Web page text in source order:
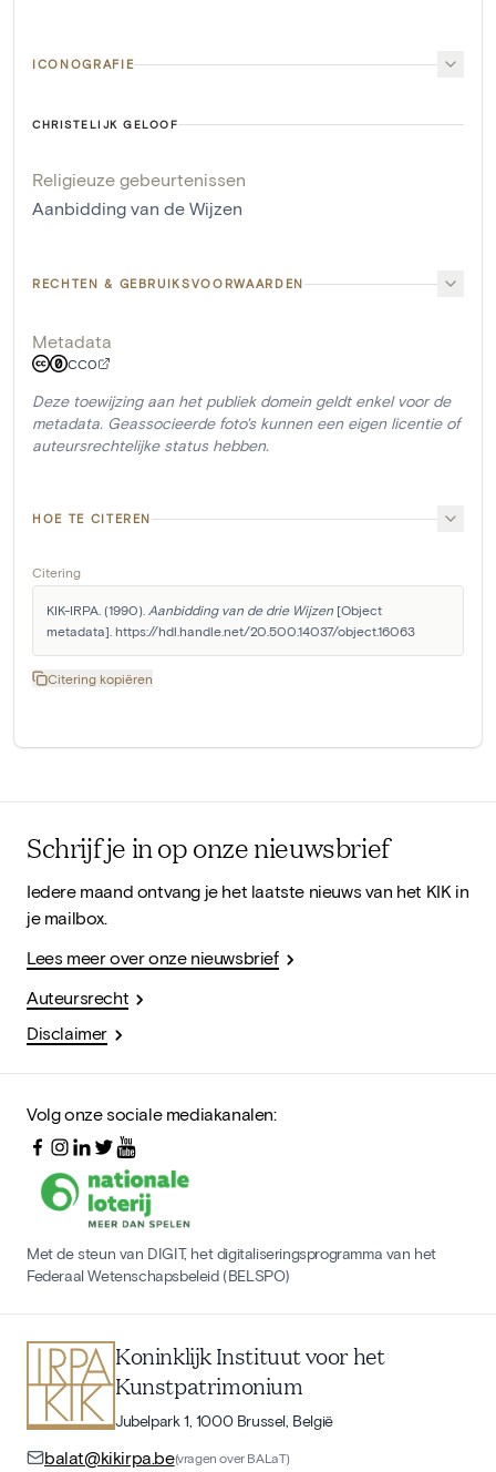
ICONOGRAFIE
CHRISTELIJK GELOOF
Religieuze gebeurtenissen
Aanbidding van de Wijzen
RECHTEN & GEBRUIKSVOORWAARDEN
Metadata
CC0
Deze toewijzing aan het publiek domein geldt enkel voor de
metadata. Geassocieerde foto's kunnen een eigen licentie of
auteursrechtelijke status hebben.
HOE TE CITEREN
Citering
KIK-IRPA. (1990). Aanbidding van de drie Wijzen [Object
metadata]. https://hdl.handle.net/20.500.14037/object.16063
Citering kopiëren
Schrijf je in op onze nieuwsbrief
Iedere maand ontvang je het laatste nieuws van het KIK in
je mailbox.
Lees meer over onze nieuwsbrief
Auteursrecht
Disclaimer
Volg onze sociale mediakanalen:
Met de steun van DIGIT, het digitaliseringsprogramma van het
Federaal Wetenschapsbeleid (BELSPO)
Koninklijk Instituut voor het
Kunstpatrimonium
Jubelpark 1, 1000 Brussel, België
balat@kikirpa.be(vragen over BALaT)